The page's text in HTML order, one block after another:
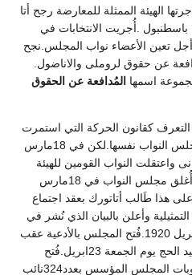
الهيئة الممثلة للمعارضة رجح أتا
.أُجريت الانتخابات في
تعين الأعضاء نواب المجلس.نجح
عن حقوق لروملى والاناضول.
اسمها المُدافعة عن الحقوق
التعرف كقانون الحركة التي استمرت
في الاناضول والمُنتخب رئيس مجلس النواب نفسها.لكن في 18مارس
واعتقلت النواب القومين للهيئة
التمثيلية التي في مجلس النواب.أُغلق مجلس النواب في 18مارس
هذا طَالب أتاتورك بعقد اجتماع
وأعلن بالبيان الذي نُشر في
21ايريل 1920 بالتجمهر في 23ابريل 1920.فُتح المجلس بالأدعية عقب
صلاة الجمعة المُقامة في جامع عيد الحج يوم الجمعة 23ابريل.فُتح
بعدد115 نائب قومى بسب الصعوبات المجلس المؤسس بعدد324نائب